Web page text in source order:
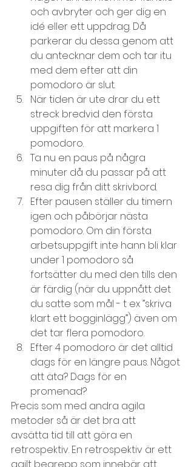
och avbryter och ger dig en
idé eller ett uppdrag. Då
parkerar du dessa genom att
du antecknar dem och tar itu
med dem efter att din
pomodoro är slut.
När tiden är ute drar du ett
streck bredvid den första
uppgiften för att markera 1
pomodoro.
Ta nu en paus på några
minuter då du passar på att
resa dig från ditt skrivbord.
Efter pausen ställer du timern
igen och påbörjar nästa
pomodoro. Om din första
arbetsuppgift inte hann bli klar
under 1 pomodoro så
fortsätter du med den tills den
är färdig (när du uppnått det
du satte som mål - t ex ”skriva
klart ett bogginlägg”) även om
det tar flera pomodoro.
Efter 4 pomodoro är det alltid
dags för en längre paus. Något
att äta? Dags för en
promenad?
Precis som med andra agila
metoder så är det bra att
avsätta tid till att göra en
retrospektiv. En retrospektiv är ett